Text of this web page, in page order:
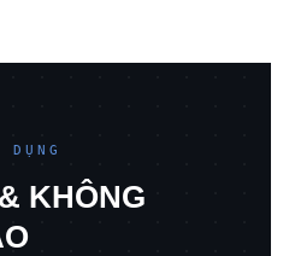
KHÔNG